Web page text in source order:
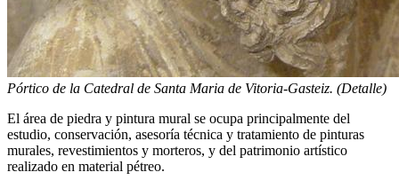
Pórtico de la Catedral de Santa Maria de Vitoria-Gasteiz. (Detalle)
El área de piedra y pintura mural se ocupa principalmente del
estudio, conservación, asesoría técnica y tratamiento de pinturas
murales, revestimientos y morteros, y del patrimonio artístico
realizado en material pétreo.